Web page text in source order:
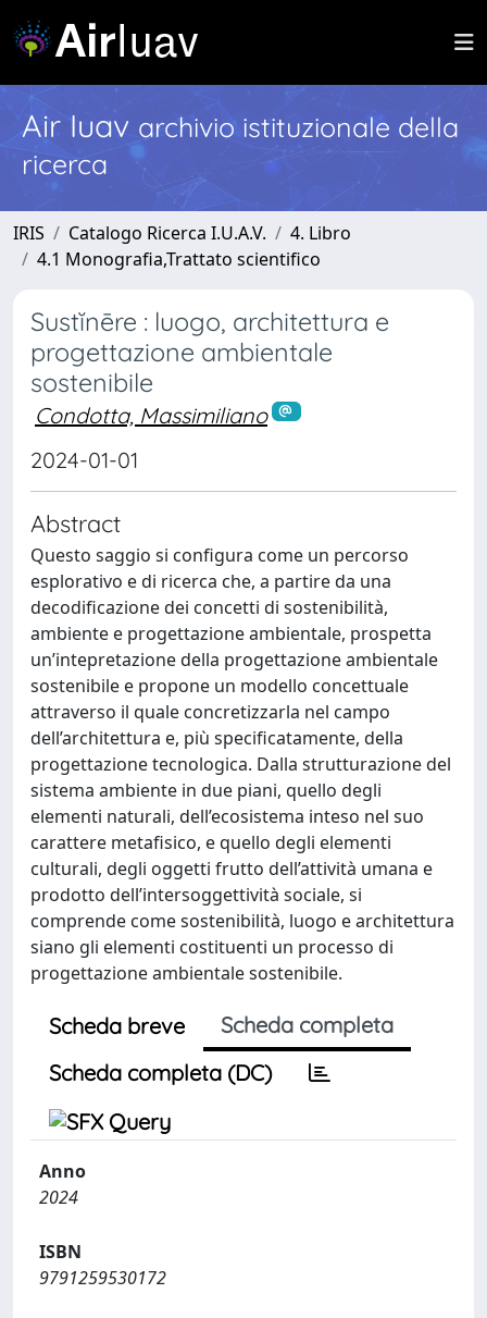
Air Iuav archivio istituzionale della
ricerca
IRIS Catalogo Ricerca I.U.A.V.
4. Libro
4.1 Monografia,Trattato scientifico
Sustĭnēre : luogo, architettura e
progettazione ambientale
sostenibile
Condotta, Massimiliano
2024-01-01
Abstract
Questo saggio si configura come un percorso
esplorativo e di ricerca che, a partire da una
decodificazione dei concetti di sostenibilità,
ambiente e progettazione ambientale, prospetta
un’intepretazione della progettazione ambientale
sostenibile e propone un modello concettuale
attraverso il quale concretizzarla nel campo
dell’architettura e, più specificatamente, della
progettazione tecnologica. Dalla strutturazione del
sistema ambiente in due piani, quello degli
elementi naturali, dell’ecosistema inteso nel suo
carattere metafisico, e quello degli elementi
culturali, degli oggetti frutto dell’attività umana e
prodotto dell’intersoggettività sociale, si
comprende come sostenibilità, luogo e architettura
siano gli elementi costituenti un processo di
progettazione ambientale sostenibile.
Scheda breve
Scheda completa
Scheda completa (DC)
Anno
2024
ISBN
9791259530172